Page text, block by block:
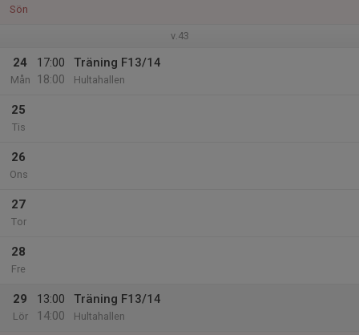
Sön
v.43
24
Mån
17:00
18:00
Träning F13/14
Hultahallen
25
Tis
26
Ons
27
Tor
28
Fre
29
Lör
13:00
14:00
Träning F13/14
Hultahallen